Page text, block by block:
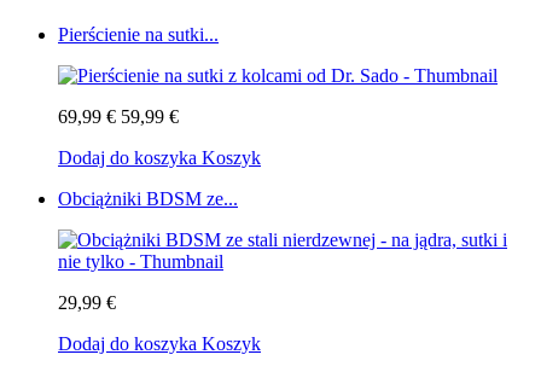
Pierścienie na sutki...
69,99 € 59,99 €
Dodaj do koszyka Koszyk
Obciążniki BDSM ze...
29,99 €
Dodaj do koszyka Koszyk